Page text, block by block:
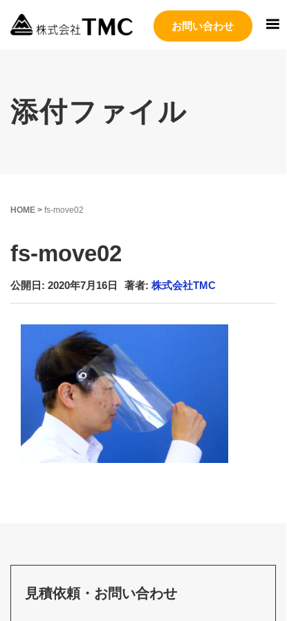
お問い合わせ
添付ファイル
HOME > fs-move02
fs-move02
公開日: 2020年7月16日 著者: 株式会社TMC
見積依頼・お問い合わせ